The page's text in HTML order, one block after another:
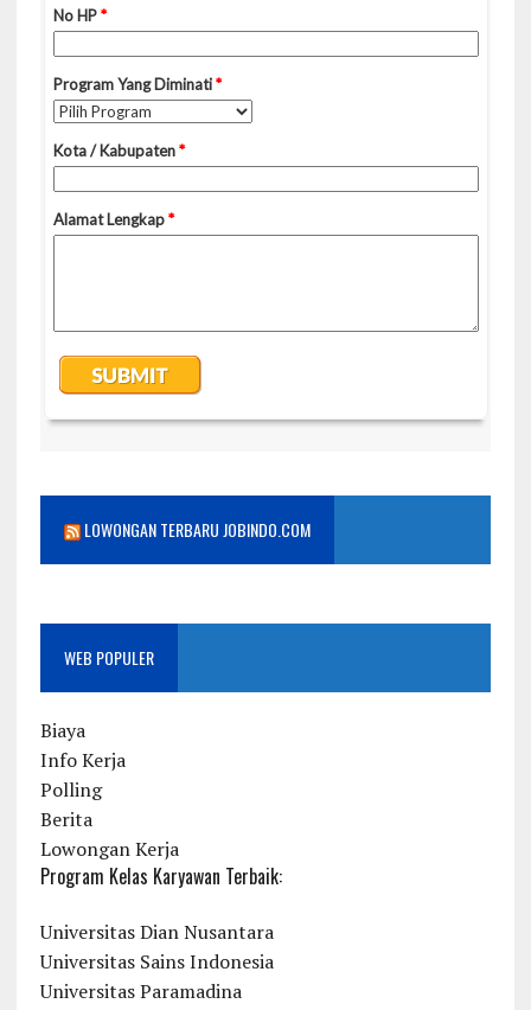
LOWONGAN TERBARU JOBINDO.COM
WEB POPULER
Biaya
Info Kerja
Polling
Berita
Lowongan Kerja
Program Kelas Karyawan Terbaik:
Universitas Dian Nusantara
Universitas Sains Indonesia
Universitas Paramadina